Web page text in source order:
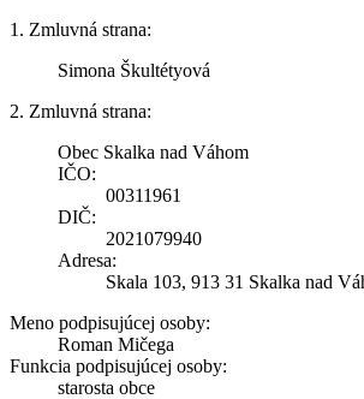
1. Zmluvná strana:
Simona Škultétyová
2. Zmluvná strana:
Obec Skalka nad Váhom
IČO:
00311961
DIČ:
2021079940
Adresa:
Skala 103, 913 31 Skalka nad
Meno podpisujúcej osoby:
Roman Mičega
Funkcia podpisujúcej osoby:
starosta obce